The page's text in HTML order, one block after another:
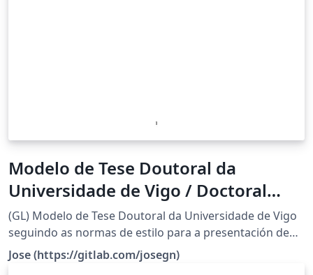
Modelo de Tese Doutoral da
Universidade de Vigo / Doctoral
Thesis Template of the University of
Vigo
(GL) Modelo de Tese Doutoral da Universidade de Vigo
seguindo as normas de estilo para a presentación de
teses de doutoramento da Escola Internacional de
Doutoramento da Universidade de Vigo (EIDO):
Jose (https://gitlab.com/josegn)